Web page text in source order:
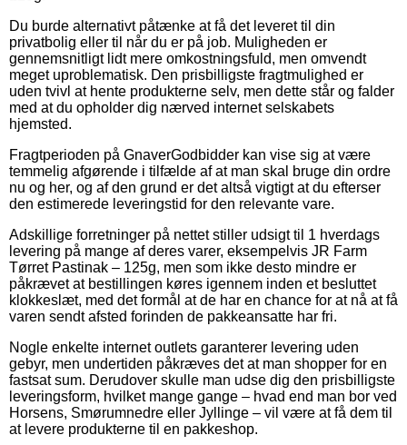
Du burde alternativt påtænke at få det leveret til din
privatbolig eller til når du er på job. Muligheden er
gennemsnitligt lidt mere omkostningsfuld, men omvendt
meget uproblematisk. Den prisbilligste fragtmulighed er
uden tvivl at hente produkterne selv, men dette står og falder
med at du opholder dig nærved internet selskabets
hjemsted.
Fragtperioden på GnaverGodbidder kan vise sig at være
temmelig afgørende i tilfælde af at man skal bruge din ordre
nu og her, og af den grund er det altså vigtigt at du efterser
den estimerede leveringstid for den relevante vare.
Adskillige forretninger på nettet stiller udsigt til 1 hverdags
levering på mange af deres varer, eksempelvis JR Farm
Tørret Pastinak – 125g, men som ikke desto mindre er
påkrævet at bestillingen køres igennem inden et besluttet
klokkeslæt, med det formål at de har en chance for at nå at få
varen sendt afsted forinden de pakkeansatte har fri.
Nogle enkelte internet outlets garanterer levering uden
gebyr, men undertiden påkræves det at man shopper for en
fastsat sum. Derudover skulle man udse dig den prisbilligste
leveringsform, hvilket mange gange – hvad end man bor ved
Horsens, Smørumnedre eller Jyllinge – vil være at få dem til
at levere produkterne til en pakkeshop.